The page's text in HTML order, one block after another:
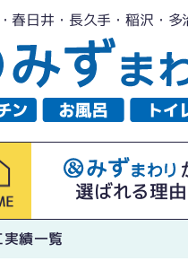
春日井・長久手・稲沢・
選ばれる理由
実績一覧